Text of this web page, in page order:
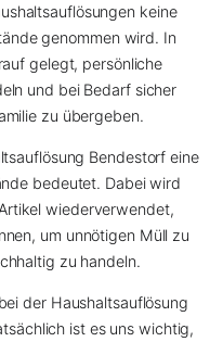
keine
genommen wird. In
gelegt, persönliche
und bei Bedarf sicher
zu übergeben.
Bendestorf eine
bedeutet. Dabei wird
wiederverwendet,
um unnötigen Müll zu
zu handeln.
der Haushaltsauflösung
ist es uns wichtig,